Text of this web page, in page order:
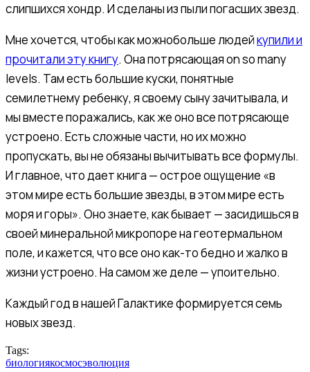
слипшихся хондр. И сделаны из пыли погасших звезд.
Мне хочется, чтобы как можнобольше людейкупили и
прочитали эту книгу. Она потрясающая on so many
levels. Там есть большие куски, понятные
семилетнему ребенку, я своему сыну зачитывала, и
мы вместе поражались, как же оно все потрясающе
устроено. Есть сложные части, но их можно
пропускать, вы не обязаны вычитывать все формулы.
И главное, что дает книга — острое ощущение «в
этом мире есть большие звезды, в этом мире есть
моря и горы». Оно знаете, как бывает — засидишься в
своей минеральной микропоре на геотермальном
поле, и кажется, что все оно как-то бедно и жалко в
жизни устроено. На самом же деле — упоительно.
Каждый год в нашей Галактике формируется семь
новых звезд.
Tags:
биологиякосмосэволюция